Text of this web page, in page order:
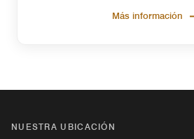
Más información
NUESTRA UBICACIÓN